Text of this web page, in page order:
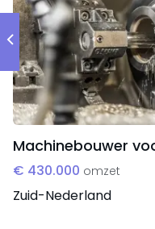
Machinebouwer
€ 430.000 omzet
Zuid-Nederland